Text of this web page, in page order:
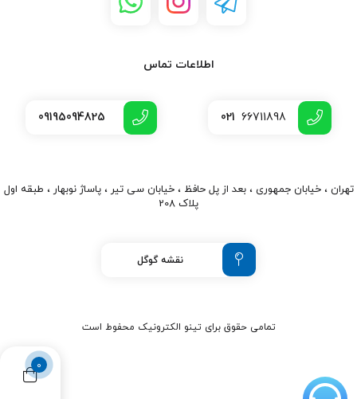
0
اطلاعات تماس
021 66711898
09195094825
تهران ، خیابان جمهوری ، بعد از پل حافظ ، خیابان سی تیر ، پاساژ نوبهار ، طبقه اول
پلاک 208
نقشه گوگل
تمامی حقوق برای تینو الکترونیک محفوط است